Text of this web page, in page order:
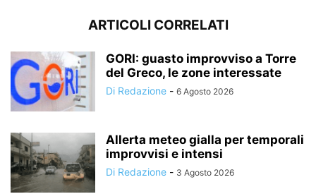
ARTICOLI CORRELATI
GORI: guasto improvviso a Torre
del Greco, le zone interessate
Di Redazione - 6 Agosto 2026
Allerta meteo gialla per temporali
improvvisi e intensi
Di Redazione - 3 Agosto 2026